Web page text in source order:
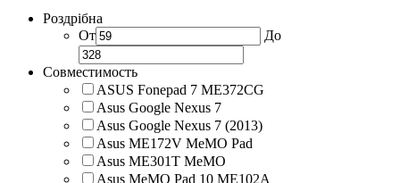
Роздрібна
От
До
Совместимость
ASUS Fonepad 7 ME372CG
Asus Google Nexus 7
Asus Google Nexus 7 (2013)
Asus ME172V MeMO Pad
Asus ME301T MeMO
Asus MeMO Pad 10 ME102A